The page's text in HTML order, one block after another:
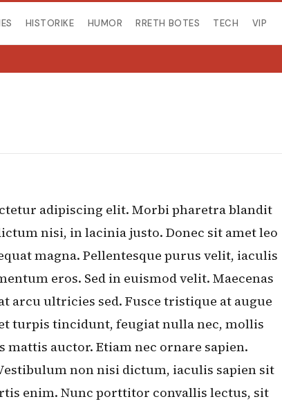
HISTORIKE HUMOR RRETH BOTES TECH VIP
adipiscing elit. Morbi pharetra blandit
nisi, in lacinia justo. Donec sit amet leo
magna. Pellentesque purus velit, iaculis
eros. Sed in euismod velit. Maecenas
arcu ultricies sed. Fusce tristique at augue
turpis tincidunt, feugiat nulla nec, mollis
auctor. Etiam nec ornare sapien.
non nisi dictum, iaculis sapien sit
enim. Nunc porttitor convallis lectus, sit